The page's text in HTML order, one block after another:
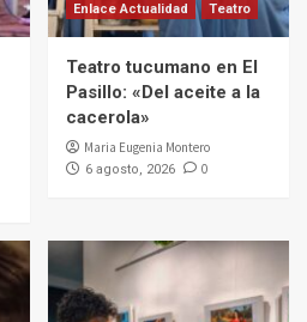
Enlace Actualidad
Teatro
Teatro tucumano en El
Pasillo: «Del aceite a la
cacerola»
Maria Eugenia Montero
6 agosto, 2026 0